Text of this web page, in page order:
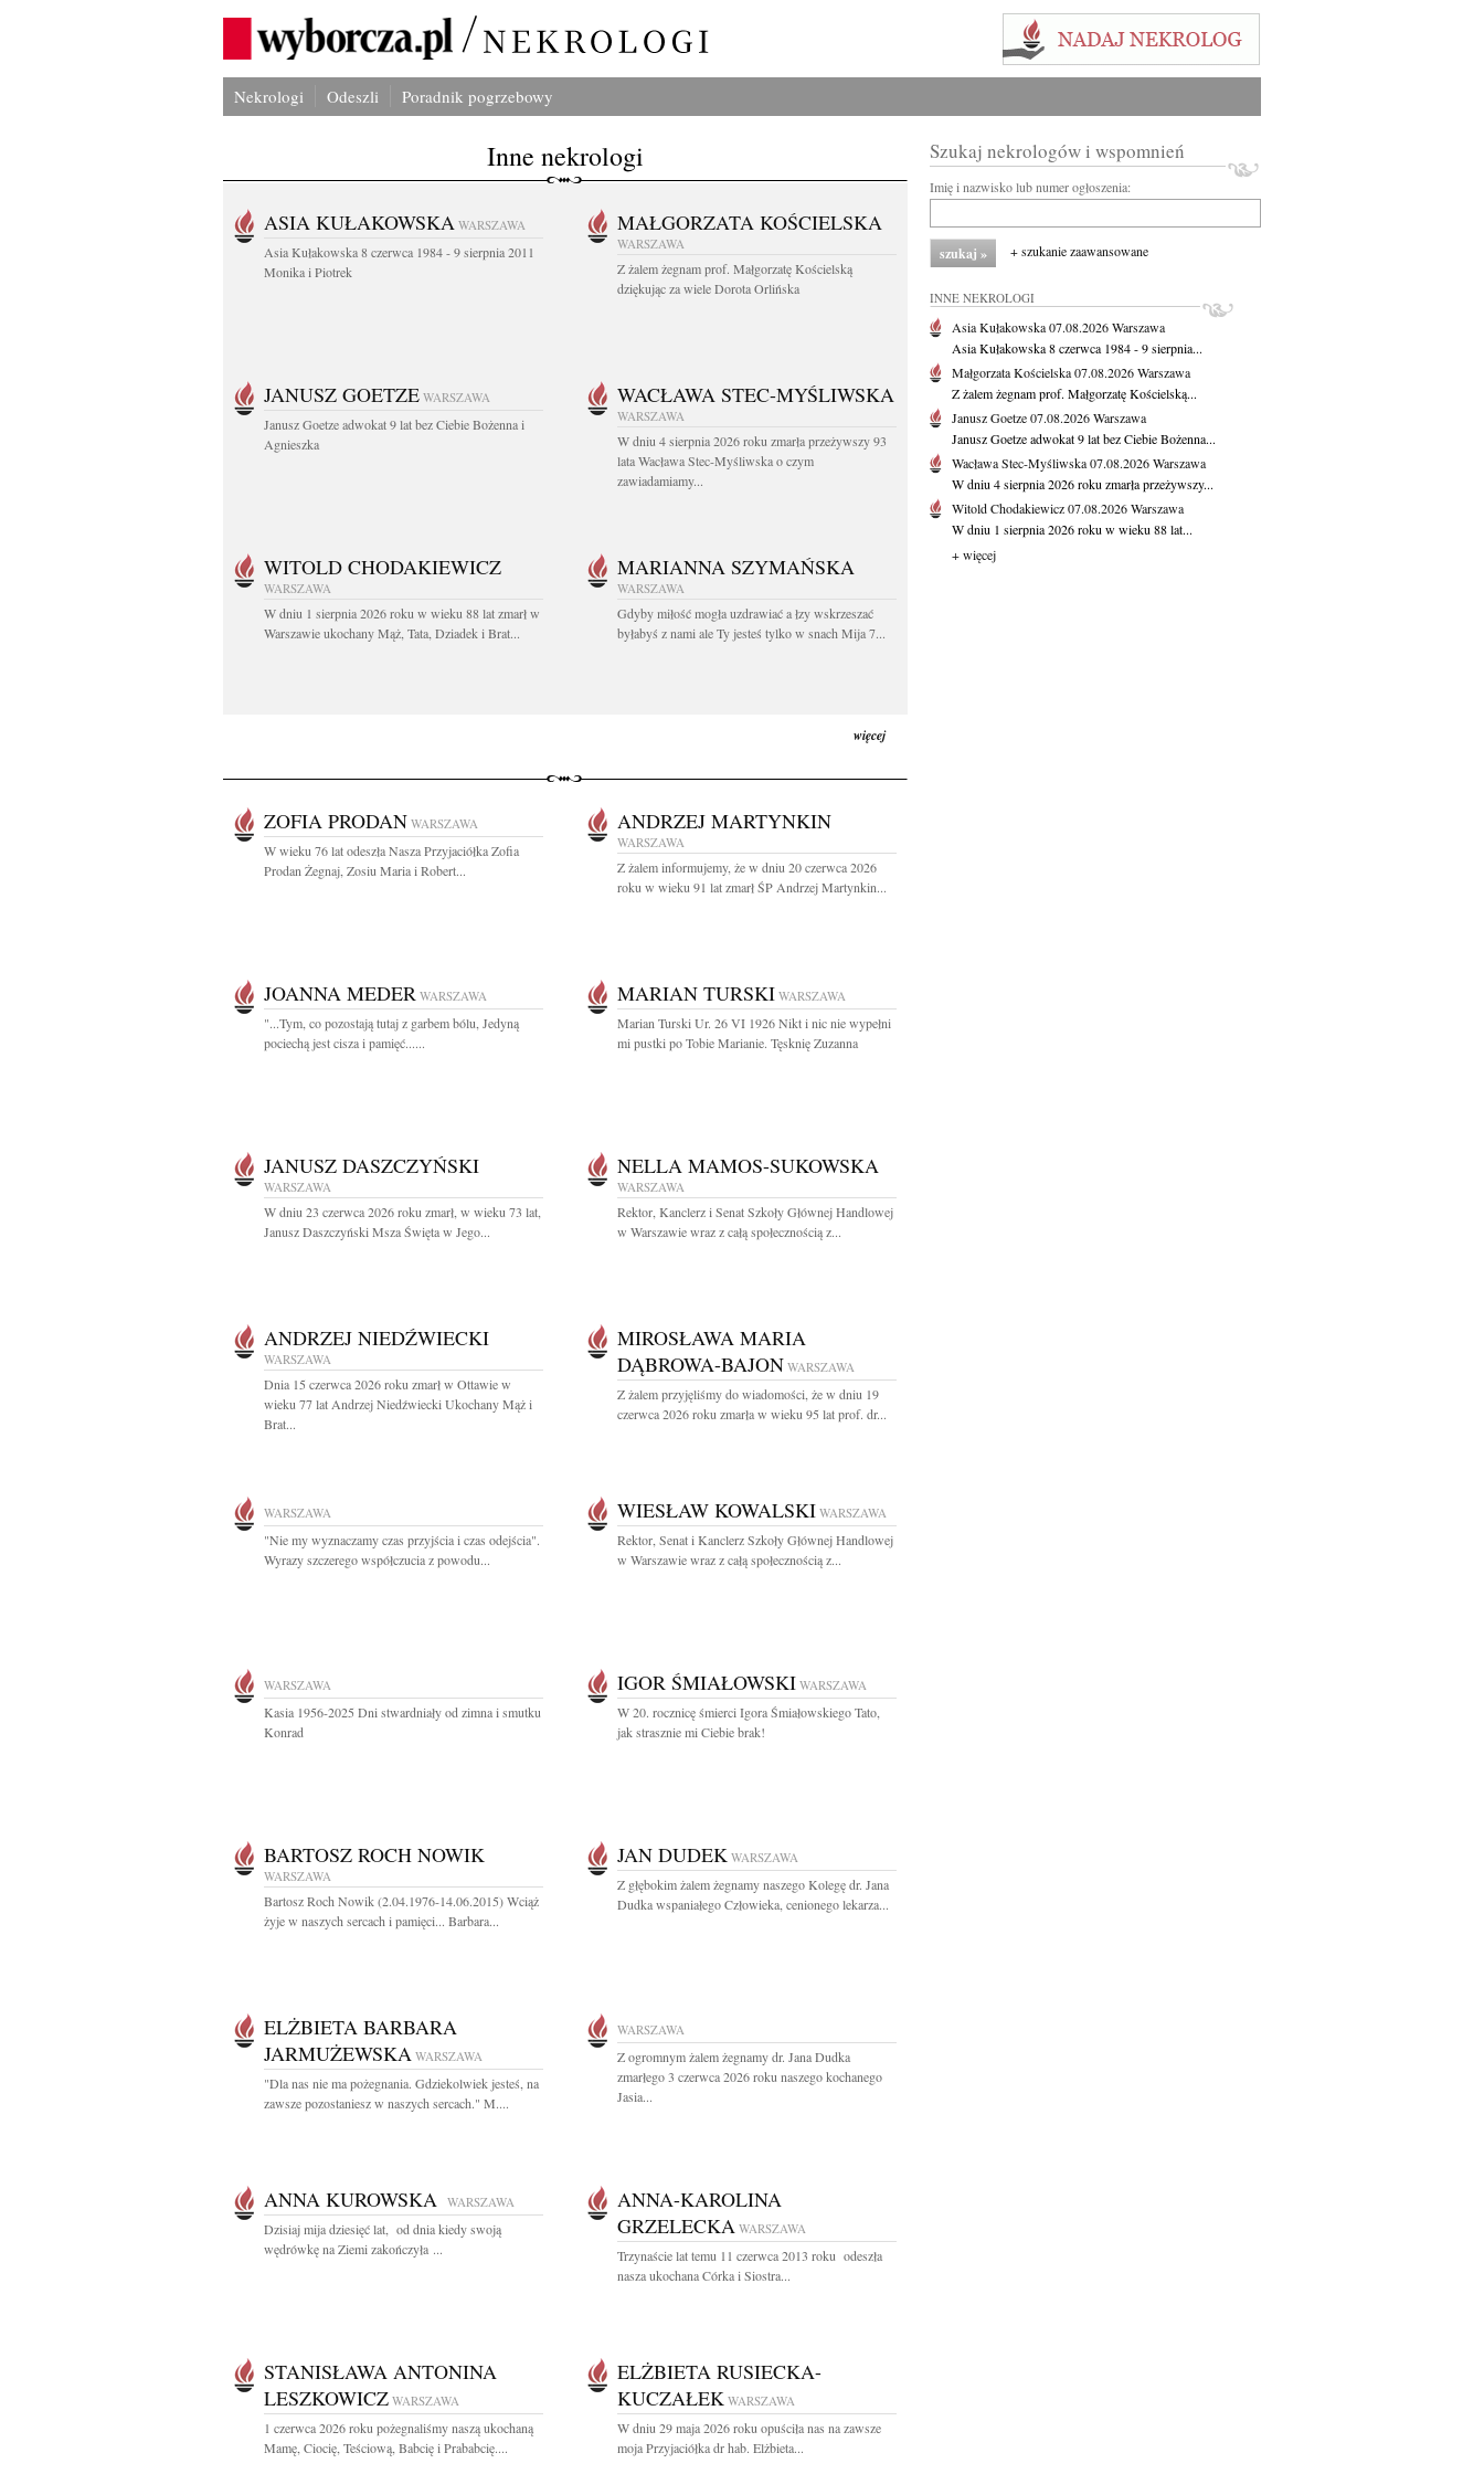
Nekrologi Odeszli Poradnik pogrzebowy
Inne nekrologi
ASIA KUŁAKOWSKA WARSZAWA
Asia Kułakowska 8 czerwca 1984 - 9 sierpnia 2011
Monika i Piotrek
MAŁGORZATA KOŚCIELSKA
WARSZAWA
Z żalem żegnam prof. Małgorzatę Kościelską
dziękując za wiele Dorota Orlińska
JANUSZ GOETZE WARSZAWA
Janusz Goetze adwokat 9 lat bez Ciebie Bożenna i
Agnieszka
WACŁAWA STEC-MYŚLIWSKA
WARSZAWA
W dniu 4 sierpnia 2026 roku zmarła przeżywszy 93
lata Wacława Stec-Myśliwska o czym
zawiadamiamy...
WITOLD CHODAKIEWICZ
WARSZAWA
W dniu 1 sierpnia 2026 roku w wieku 88 lat zmarł w
Warszawie ukochany Mąż, Tata, Dziadek i Brat...
MARIANNA SZYMAŃSKA
WARSZAWA
Gdyby miłość mogła uzdrawiać a łzy wskrzeszać
byłabyś z nami ale Ty jesteś tylko w snach Mija 7...
więcej
ZOFIA PRODAN WARSZAWA
W wieku 76 lat odeszła Nasza Przyjaciółka Zofia
Prodan Żegnaj, Zosiu Maria i Robert...
ANDRZEJ MARTYNKIN
WARSZAWA
Z żalem informujemy, że w dniu 20 czerwca 2026
roku w wieku 91 lat zmarł ŚP Andrzej Martynkin...
JOANNA MEDER WARSZAWA
"...Tym, co pozostają tutaj z garbem bólu, Jedyną
pociechą jest cisza i pamięć......
MARIAN TURSKI WARSZAWA
Marian Turski Ur. 26 VI 1926 Nikt i nic nie wypełni
mi pustki po Tobie Marianie. Tęsknię Zuzanna
JANUSZ DASZCZYŃSKI
WARSZAWA
W dniu 23 czerwca 2026 roku zmarł, w wieku 73 lat,
Janusz Daszczyński Msza Święta w Jego...
NELLA MAMOS-SUKOWSKA
WARSZAWA
Rektor, Kanclerz i Senat Szkoły Głównej Handlowej
w Warszawie wraz z całą społecznością z...
ANDRZEJ NIEDŹWIECKI
WARSZAWA
Dnia 15 czerwca 2026 roku zmarł w Ottawie w
wieku 77 lat Andrzej Niedźwiecki Ukochany Mąż i
Brat...
MIROSŁAWA MARIA
DĄBROWA-BAJON WARSZAWA
Z żalem przyjęliśmy do wiadomości, że w dniu 19
czerwca 2026 roku zmarła w wieku 95 lat prof. dr...
WARSZAWA
"Nie my wyznaczamy czas przyjścia i czas odejścia".
Wyrazy szczerego współczucia z powodu...
WIESŁAW KOWALSKI WARSZAWA
Rektor, Senat i Kanclerz Szkoły Głównej Handlowej
w Warszawie wraz z całą społecznością z...
WARSZAWA
Kasia 1956-2025 Dni stwardniały od zimna i smutku
Konrad
IGOR ŚMIAŁOWSKI WARSZAWA
W 20. rocznicę śmierci Igora Śmiałowskiego Tato,
jak strasznie mi Ciebie brak!
BARTOSZ ROCH NOWIK
WARSZAWA
Bartosz Roch Nowik (2.04.1976-14.06.2015) Wciąż
żyje w naszych sercach i pamięci... Barbara...
JAN DUDEK WARSZAWA
Z głębokim żalem żegnamy naszego Kolegę dr. Jana
Dudka wspaniałego Człowieka, cenionego lekarza...
ELŻBIETA BARBARA
JARMUŻEWSKA WARSZAWA
"Dla nas nie ma pożegnania. Gdziekolwiek jesteś, na
zawsze pozostaniesz w naszych sercach." M....
WARSZAWA
Z ogromnym żalem żegnamy dr. Jana Dudka
zmarłego 3 czerwca 2026 roku naszego kochanego
Jasia...
ANNA KUROWSKA WARSZAWA
Dzisiaj mija dziesięć lat, od dnia kiedy swoją
wędrówkę na Ziemi zakończyła ...
ANNA-KAROLINA
GRZELECKA WARSZAWA
Trzynaście lat temu 11 czerwca 2013 roku odeszła
nasza ukochana Córka i Siostra...
STANISŁAWA ANTONINA
LESZKOWICZ WARSZAWA
1 czerwca 2026 roku pożegnaliśmy naszą ukochaną
Mamę, Ciocię, Teściową, Babcię i Prababcię....
ELŻBIETA RUSIECKA-
KUCZAŁEK WARSZAWA
W dniu 29 maja 2026 roku opuściła nas na zawsze
moja Przyjaciółka dr hab. Elżbieta...
Szukaj nekrologów i wspomnień
Imię i nazwisko lub numer ogłoszenia:
+ szukanie zaawansowane
INNE NEKROLOGI
Asia Kułakowska07.08.2026Warszawa
Asia Kułakowska 8 czerwca 1984 - 9 sierpnia...
Małgorzata Kościelska07.08.2026Warszawa
Z żalem żegnam prof. Małgorzatę Kościelską...
Janusz Goetze07.08.2026Warszawa
Janusz Goetze adwokat 9 lat bez Ciebie Bożenna...
Wacława Stec-Myśliwska07.08.2026Warszawa
W dniu 4 sierpnia 2026 roku zmarła przeżywszy...
Witold Chodakiewicz07.08.2026Warszawa
W dniu 1 sierpnia 2026 roku w wieku 88 lat...
+ więcej